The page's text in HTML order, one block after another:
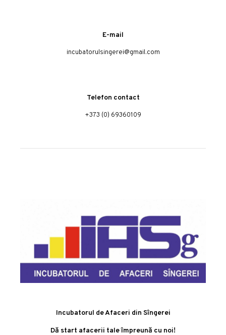
E-mail
incubatorulsingerei@gmail.com
Telefon contact
+373 (0) 69360109
Incubatorul de Afaceri din Sîngerei
Dă start afacerii tale împreună cu noi!